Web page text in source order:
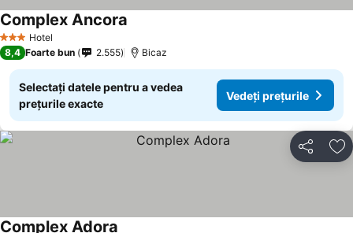
3 SteleHotel
Complex Ancora
8,4 Foarte bun 2.555 Bicaz
Selectați datele pentru a vedea
prețurile exacte
Vedeți prețurile
Distribuiți
Complex Adora